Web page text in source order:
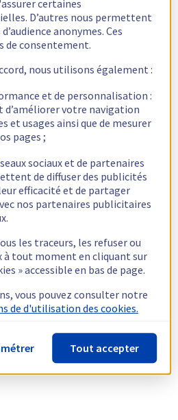
certaines
D’autres nous permettent
anonymes. Ces
de consentement.
nous utilisons également :
et de personnalisation :
votre navigation
et usages ainsi que de mesurer
pages ;
sociaux et de partenaires
de diffuser des publicités
efficacité et de partager
nos partenaires publicitaires
les traceurs, les refuser ou
à tout moment en cliquant sur
» accessible en bas de page.
vous pouvez consulter notre
de d'utilisation des cookies.
Tout accepter